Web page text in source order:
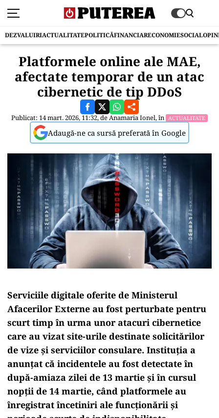
DEZVALUIRIACTUALITATEPOLITICĂFINANCIARECONOMIESOCIAL
Platformele online ale MAE,
afectate temporar de un atac
cibernetic de tip DDoS
Publicat: 14 mart. 2026, 11:32, deAnamaria Ionel, în ACTUALITATE
Adaugă-ne ca sursă preferată în Google
Serviciile digitale oferite de Ministerul
Afacerilor Externe au fost perturbate pentru
scurt timp în urma unor atacuri cibernetice
care au vizat site-urile destinate solicitărilor
de vize și serviciilor consulare. Instituția a
anunțat că incidentele au fost detectate în
după-amiaza zilei de 13 martie și în cursul
nopții de 14 martie, când platformele au
înregistrat încetiniri ale funcționării și